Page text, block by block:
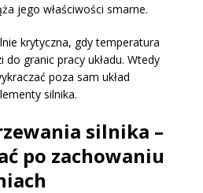
jego właściwości smarne.
krytyczna, gdy temperatura
granic pracy układu. Wtedy
poza sam układ
silnika.
silnika –
po zachowaniu